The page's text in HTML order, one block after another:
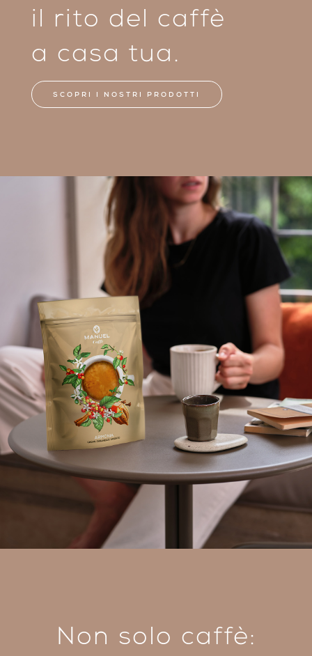
il rito del caffè
a casa tua.
SCOPRI I NOSTRI PRODOTTI
Non solo caffè: